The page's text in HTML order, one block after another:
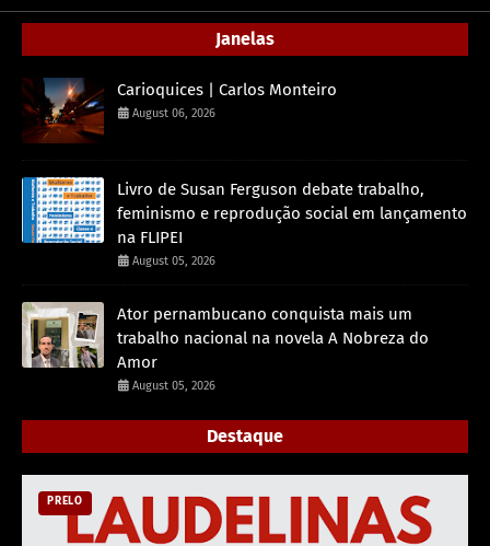
Janelas
Carioquices | Carlos Monteiro
August 06, 2026
Livro de Susan Ferguson debate trabalho,
feminismo e reprodução social em lançamento
na FLIPEI
August 05, 2026
Ator pernambucano conquista mais um
trabalho nacional na novela A Nobreza do
Amor
August 05, 2026
Destaque
PRELO